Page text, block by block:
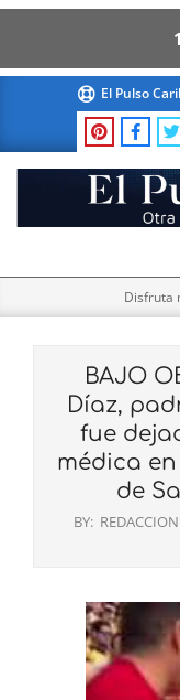
content
El Pulso
El
Pulso
Navigation
Disfruta
BAJO
Díaz,
fue
médica
de
BY: REDACCION